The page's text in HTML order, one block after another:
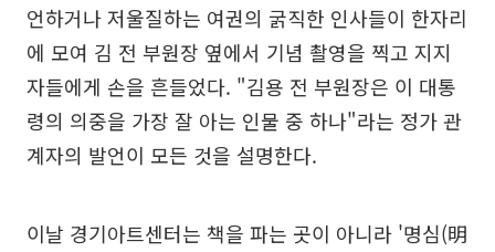
언하거나 저울질하는 여권의 굵직한 인사들이 한자리
에 모여 김 전 부원장 옆에서 기념 촬영을 찍고 지지
자들에게 손을 흔들었다. "김용 전 부원장은 이 대통
령의 의중을 가장 잘 아는 인물 중 하나"라는 정가 관
계자의 발언이 모든 것을 설명한다.
이날 경기아트센터는 책을 파는 곳이 아니라 '명심(明